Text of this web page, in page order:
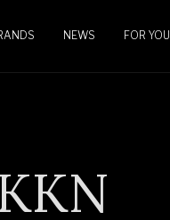
NEWS FOR YOU